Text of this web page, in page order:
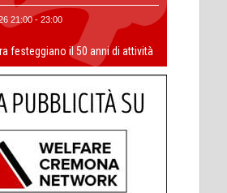
21:00 - 23:00
festeggiano il 50 anni di attività